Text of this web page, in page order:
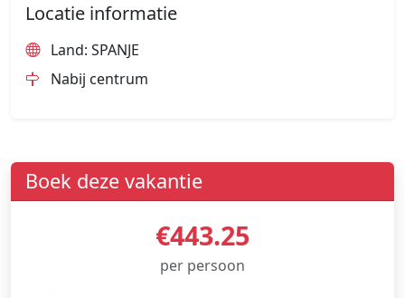
Locatie informatie
Land: SPANJE
Nabij centrum
Boek deze vakantie
€443.25
per persoon